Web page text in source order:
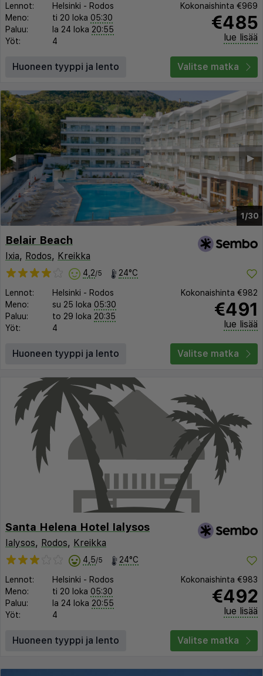
Lennot: Helsinki - Rodos
Meno:
ti 20 loka 05:30
Paluu:
la 24 loka 20:55
Yöt:
4
Kokonaishinta €969
€485
lue lisää
Huoneen tyyppi ja lento Valitse matka
1/30
▶︎
◀︎
Belair Beach
Ixia, Rodos, Kreikka
4,2/5 24°C
Lennot: Helsinki - Rodos
Meno:
su 25 loka 05:30
Paluu:
to 29 loka 20:35
Yöt:
4
Kokonaishinta €982
€491
lue lisää
Huoneen tyyppi ja lento Valitse matka
Santa Helena Hotel Ialysos
Ialysos, Rodos, Kreikka
4,5/5 24°C
Lennot: Helsinki - Rodos
Meno:
ti 20 loka 05:30
Paluu:
la 24 loka 20:55
Yöt:
4
Kokonaishinta €983
€492
lue lisää
Huoneen tyyppi ja lento Valitse matka